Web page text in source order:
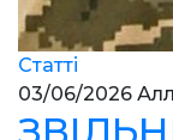
Статті
03/06/2026